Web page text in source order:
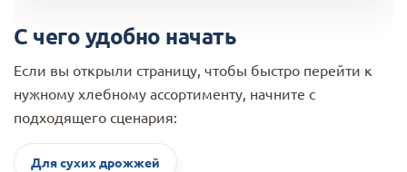
С чего удобно начать
Если вы открыли страницу, чтобы быстро перейти к
нужному хлебному ассортименту, начните с
подходящего сценария:
Для сухих дрожжей